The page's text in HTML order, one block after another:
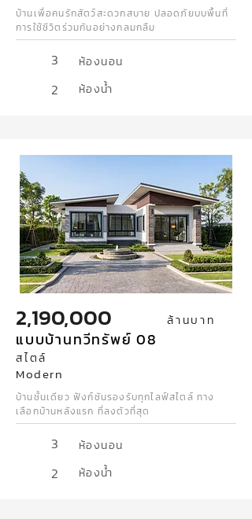
บ้านเพื่อคนรักสัตว์สะดวกสบาย ปลอดภัยบบพื้นที่
การใช้ชีวิตร่วมกันอย่างกลมกลืม
3 ห้องนอน
2 ห้องน้ำ
2,190,000 ล้านบาท
แบบบ้านทวีทรัพย์ 08
สไตล์
Modern
บ้านชั้นเดียว ฟังก์ชันรองรับทุกไลฟ์สไตล์ ทาง
เลือกบ้านหลังแรก ที่ลงตัวที่สุด
3 ห้องนอน
2 ห้องน้ำ